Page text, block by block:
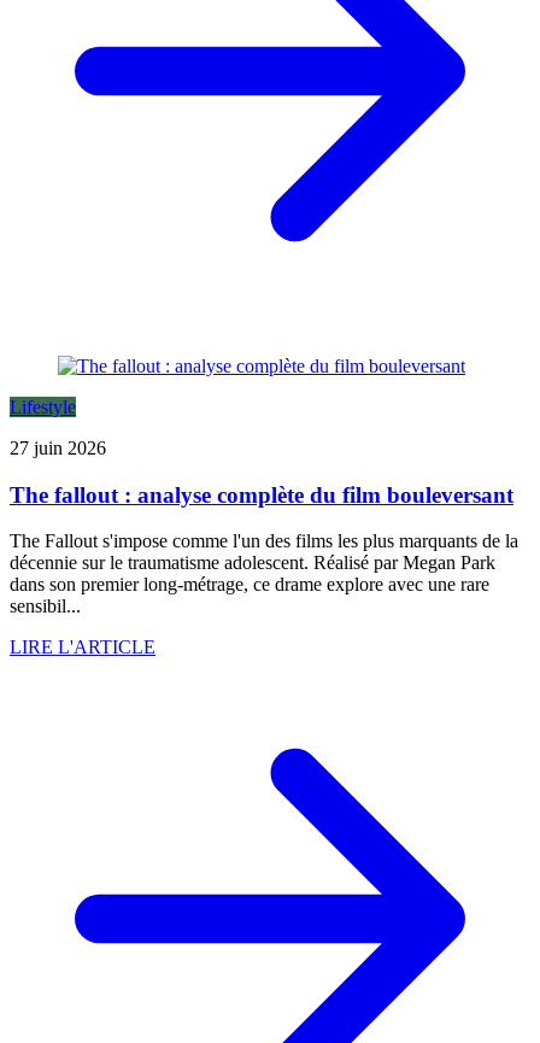
Lifestyle
27 juin 2026
The fallout : analyse complète du film bouleversant
The Fallout s'impose comme l'un des films les plus marquants de la
décennie sur le traumatisme adolescent. Réalisé par Megan Park
dans son premier long-métrage, ce drame explore avec une rare
sensibil...
LIRE L'ARTICLE